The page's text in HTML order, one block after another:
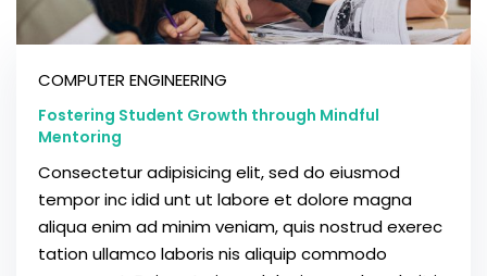
COMPUTER ENGINEERING
Fostering Student Growth through Mindful
Mentoring
Consectetur adipisicing elit, sed do eiusmod
tempor inc idid unt ut labore et dolore magna
aliqua enim ad minim veniam, quis nostrud exerec
tation ullamco laboris nis aliquip commodo